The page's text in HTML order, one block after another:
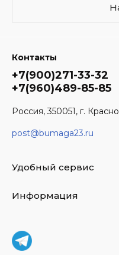
Контакты
+7(900)271-33-32
+7(960)489-85-85
Россия, 350051, г.
post@bumaga23.ru
Удобный сервис
Информация